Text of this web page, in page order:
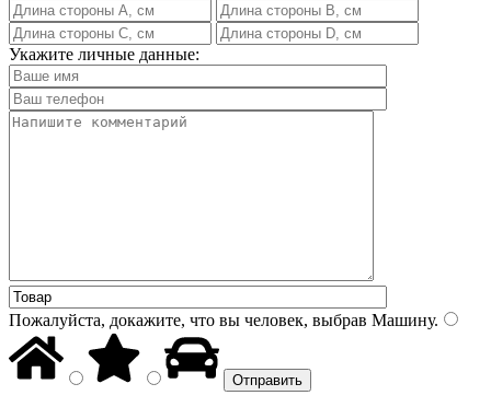
Укажите личные данные:
Пожалуйста, докажите, что вы человек, выбрав Машину.